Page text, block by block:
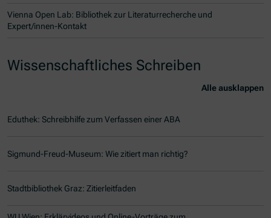
Vienna Open Lab: Bibliothek zur Literaturrecherche und
Expert/innen-Kontakt
Wissenschaftliches Schreiben
Alle ausklappen
Eduthek: Schreibhilfe zum Verfassen einer ABA
Sigmund-Freud-Museum: Wie zitiert man richtig?
Stadtbibliothek Graz: Zitierleitfaden